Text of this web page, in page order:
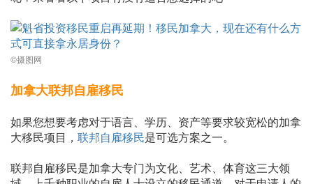
©摄图网
加拿大联邦自雇移民
如果您想要考虑对于语言、学历、资产等要求较宽松的加拿
大移民项目， 联邦自雇移民是可选方案之一。
联邦自雇移民是加拿大专门为文化、艺术、体育这三大领